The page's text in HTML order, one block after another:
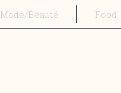
Mode/Beauté Food